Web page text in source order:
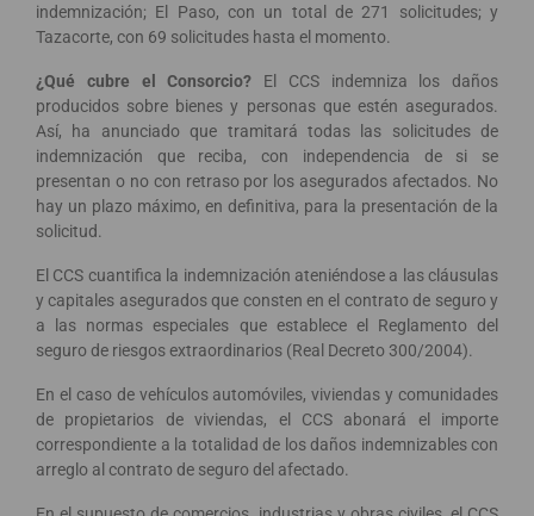
indemnización; El Paso, con un total de 271 solicitudes; y
Tazacorte, con 69 solicitudes hasta el momento.
¿Qué cubre el Consorcio? El CCS indemniza los daños
producidos sobre bienes y personas que estén asegurados.
Así, ha anunciado que tramitará todas las solicitudes de
indemnización que reciba, con independencia de si se
presentan o no con retraso por los asegurados afectados. No
hay un plazo máximo, en definitiva, para la presentación de la
solicitud.
El CCS cuantifica la indemnización ateniéndose a las cláusulas
y capitales asegurados que consten en el contrato de seguro y
a las normas especiales que establece el Reglamento del
seguro de riesgos extraordinarios (Real Decreto 300/2004).
En el caso de vehículos automóviles, viviendas y comunidades
de propietarios de viviendas, el CCS abonará el importe
correspondiente a la totalidad de los daños indemnizables con
arreglo al contrato de seguro del afectado.